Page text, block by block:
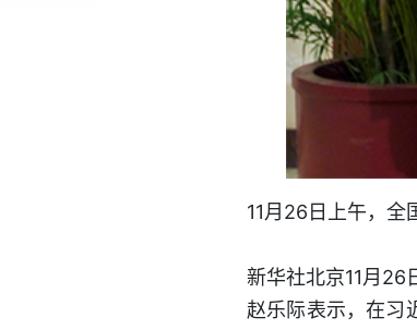
11月26日上午，全
新华社北京11月26
赵乐际表示，在习